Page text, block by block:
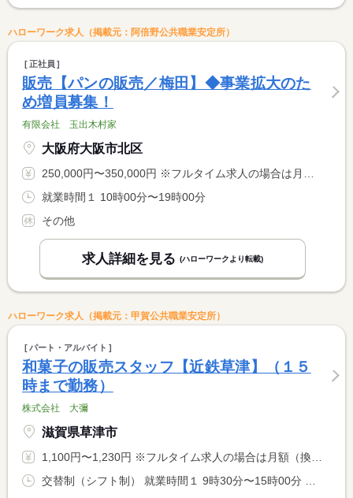
ハローワーク求人（掲載元：阿倍野公共職業安定所）
正社員
販売【パンの販売／梅田】◆事業拡大のた
め増員募集！
有限会社 玉出木村家
大阪府大阪市北区
250,000円〜350,000円 ※フルタイム求人の場合は月額（換算額）、パート求人の場合は時間額を表示しています。
就業時間１ 10時00分〜19時00分
その他
求人詳細を見る (ハローワークより転載)
ハローワーク求人（掲載元：甲賀公共職業安定所）
パート・アルバイト
和菓子の販売スタッフ【近鉄草津】（１５
時まで勤務）
株式会社 大彌
滋賀県草津市
1,100円〜1,230円 ※フルタイム求人の場合は月額（換算額）、パート求人の場合は時間額を表示しています。